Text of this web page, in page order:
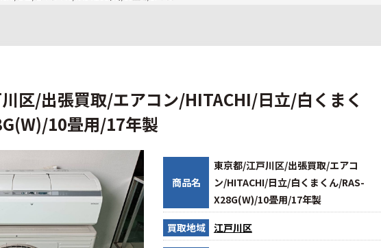
区/出張買取/エアコン/HITACHI/日立/白くまく
10畳用/17年製
商品名
東京都/江戸川区/出張買取/エアコ
ン/HITACHI/日立/白くまくん/RAS-
X28G(W)/10畳用/17年製
買取地域 江戸川区